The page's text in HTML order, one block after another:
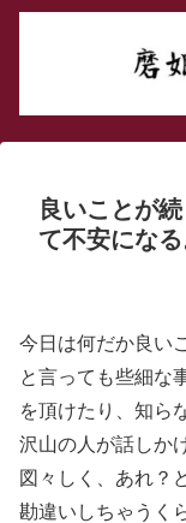
良いことが
て不安にな
今日は何だか良い
と言っても些細な
を頂けたり、知ら
沢山の人が話しか
図々しく、あれ？
勘違いしちゃうく